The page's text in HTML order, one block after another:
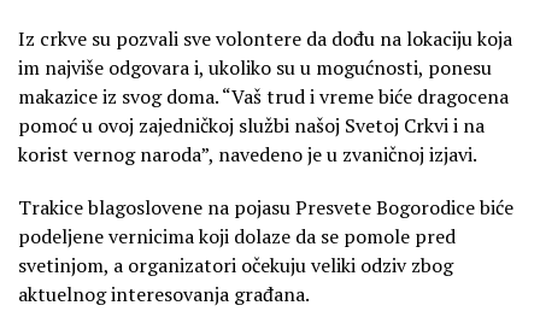
Iz crkve su pozvali sve volontere da dođu na lokaciju koja
im najviše odgovara i, ukoliko su u mogućnosti, ponesu
makazice iz svog doma. “Vaš trud i vreme biće dragocena
pomoć u ovoj zajedničkoj službi našoj Svetoj Crkvi i na
korist vernog naroda”, navedeno je u zvaničnoj izjavi.
Trakice blagoslovene na pojasu Presvete Bogorodice biće
podeljene vernicima koji dolaze da se pomole pred
svetinjom, a organizatori očekuju veliki odziv zbog
aktuelnog interesovanja građana.